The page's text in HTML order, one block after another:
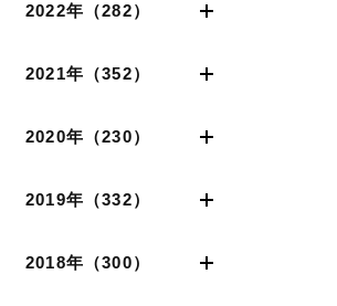
2022年（282）
2021年（352）
2020年（230）
2019年（332）
2018年（300）